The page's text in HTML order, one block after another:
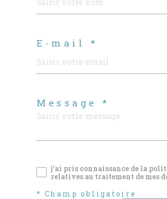
E-mail *
Message *
j'ai pris connaissance de la
relatives au traitement de mes
* Champ obligatoire